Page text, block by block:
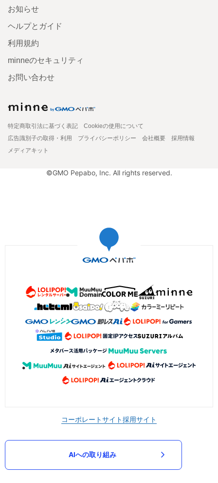
お知らせ
ヘルプとガイド
利用規約
minneのセキュリティ
お問い合わせ
特定商取引法に基づく表記
Cookieの使用について
広告識別子の取得・利用
プライバシーポリシー 会社概要
採用情報
メディアキット
©GMO Pepabo, Inc. All rights reserved.
コーポレートサイト採用サイト
AIへの取り組み